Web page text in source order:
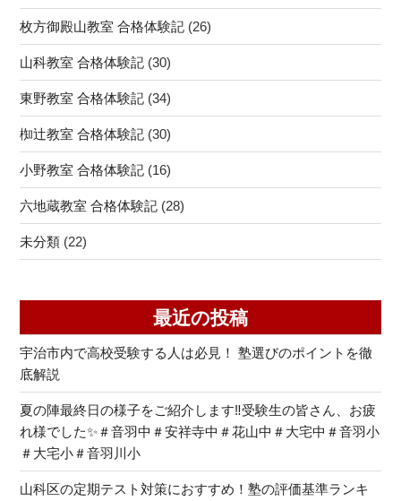
枚方御殿山教室 合格体験記 (26)
山科教室 合格体験記 (30)
東野教室 合格体験記 (34)
椥辻教室 合格体験記 (30)
小野教室 合格体験記 (16)
六地蔵教室 合格体験記 (28)
未分類 (22)
最近の投稿
宇治市内で高校受験する人は必見！ 塾選びのポイントを徹
底解説
夏の陣最終日の様子をご紹介します‼受験生の皆さん、お疲
れ様でした✨＃音羽中＃安祥寺中＃花山中＃大宅中＃音羽小
＃大宅小＃音羽川小
山科区の定期テスト対策におすすめ！塾の評価基準ランキ